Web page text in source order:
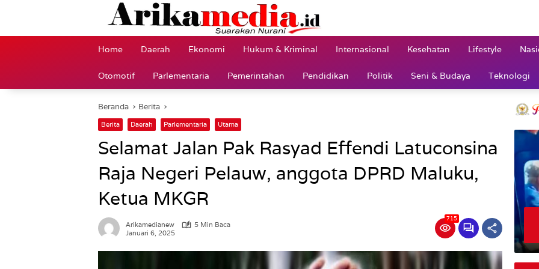
Home Daerah Ekonomi Hukum & Kriminal Internasional Kesehatan Lifestyle
Otomotif Parlementaria Pemerintahan Pendidikan Politik Seni & Budaya Teknologi
Beranda Berita
Berita Daerah Parlementaria Utama
Selamat Jalan Pak Rasyad Effendi Latuconsina
Raja Negeri Pelauw, anggota DPRD Maluku,
Ketua MKGR
Arikamedianew
5 Min Baca
Januari 6, 2025
715